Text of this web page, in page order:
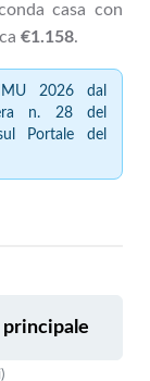
casa con
€1.158.
2026 dal
n. 28 del
Portale del